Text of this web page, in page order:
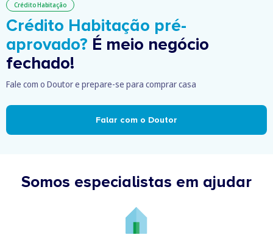
Crédito Habitação
Crédito Habitação pré-
aprovado? É meio negócio
fechado!
Fale com o Doutor e prepare-se para comprar casa
Falar com o Doutor
Somos especialistas em ajudar